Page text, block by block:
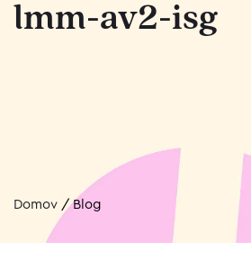
lmm-av2-isg
Domov /Blog